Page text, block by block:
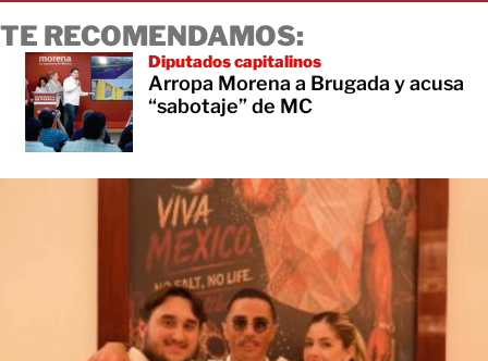
TE RECOMENDAMOS:
Diputados capitalinos
Arropa Morena a Brugada y acusa
“sabotaje” de MC